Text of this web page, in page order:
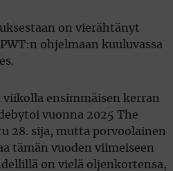
on vierähtänyt
ohjelmaan kuuluvassa
ensimmäisen kerran
vuonna 2025 The
28. sija, mutta porvoolainen
tämän vuoden viimeiseen
on vielä oljenkortensa,